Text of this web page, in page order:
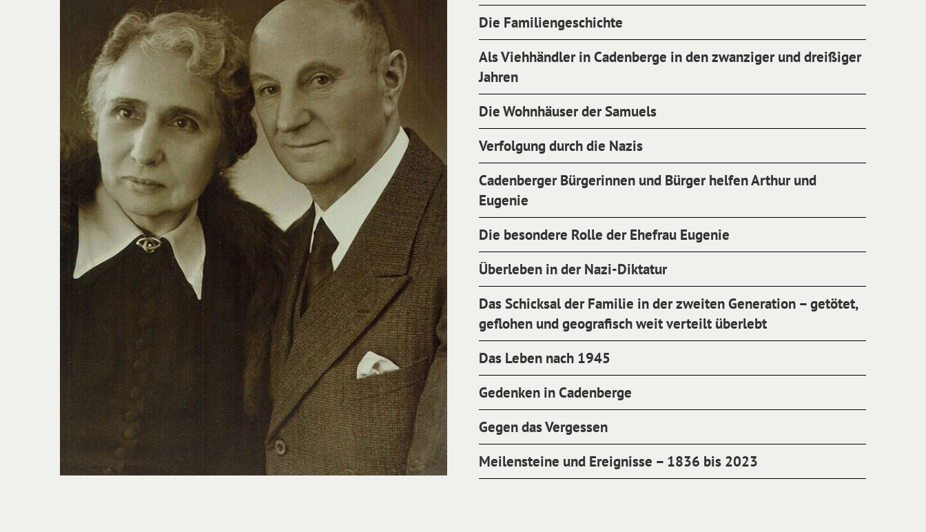
Die Familiengeschichte
Als Viehhändler in Cadenberge in den zwanziger und dreißiger
Jahren
Die Wohnhäuser der Samuels
Verfolgung durch die Nazis
Cadenberger Bürgerinnen und Bürger helfen Arthur und
Eugenie
Die besondere Rolle der Ehefrau Eugenie
Überleben in der Nazi-Diktatur
Das Schicksal der Familie in der zweiten Generation – getötet,
geflohen und geografisch weit verteilt überlebt
Das Leben nach 1945
Gedenken in Cadenberge
Gegen das Vergessen
Meilensteine und Ereignisse – 1836 bis 2023